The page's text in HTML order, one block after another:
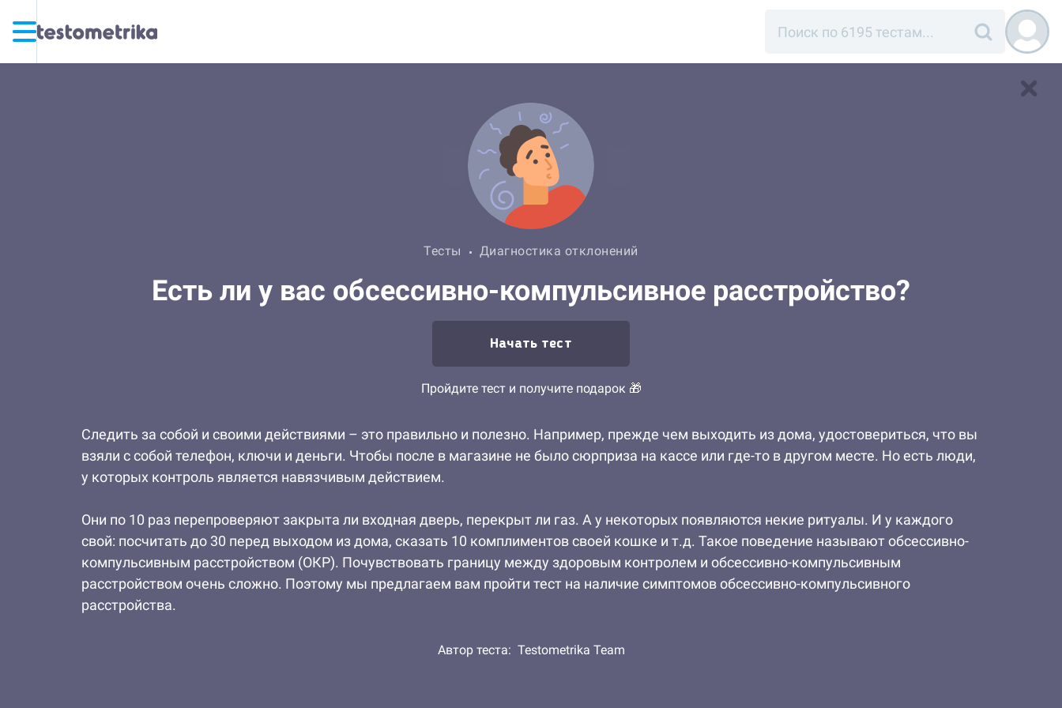
Тесты Диагностика отклонений
Есть ли у вас обсессивно-компульсивное расстройство?
Начать тест
Пройдите тест и получите подарок 🎁
Следить за собой и своими действиями – это правильно и полезно. Например, прежде чем выходить из дома, удостовериться, что вы
взяли с собой телефон, ключи и деньги. Чтобы после в магазине не было сюрприза на кассе или где-то в другом месте. Но есть люди,
у которых контроль является навязчивым действием.
Они по 10 раз перепроверяют закрыта ли входная дверь, перекрыт ли газ. А у некоторых появляются некие ритуалы. И у каждого
свой: посчитать до 30 перед выходом из дома, сказать 10 комплиментов своей кошке и т.д. Такое поведение называют обсессивно-
компульсивным расстройством (ОКР). Почувствовать границу между здоровым контролем и обсессивно-компульсивным
расстройством очень сложно. Поэтому мы предлагаем вам пройти тест на наличие симптомов обсессивно-компульсивного
расстройства.
Автор теста: Testometrika Team